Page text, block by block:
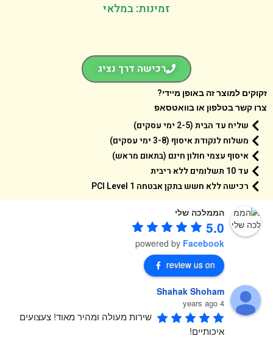
זמינות: במלאי
רכישה דרך נציג
למוצר זה באופן מיידי?
קשר בטלפון או בוואטסאפ
שליח עד הבית (2-5 ימי עסקים)
משלוח לנקודת איסוף (3-8 ימי עסקים)
איסוף עצמי חולון חינם (בתאום מראש)
עד 10 תשלומים ללא ריבית
רכישה ללא חשש בתקן אבטחה 1 PCI Level
הממלכה שלי
5.0
powered byFacebook
review us on
Shahak Shoham
4 years ago
שירות מעולה ומהיר מאוד! צעצועים
איכותיים!